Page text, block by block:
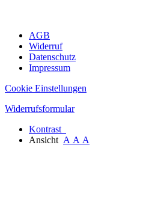
AGB
Widerruf
Datenschutz
Impressum
Cookie Einstellungen
Widerrufsformular
Kontrast
Ansicht A A A